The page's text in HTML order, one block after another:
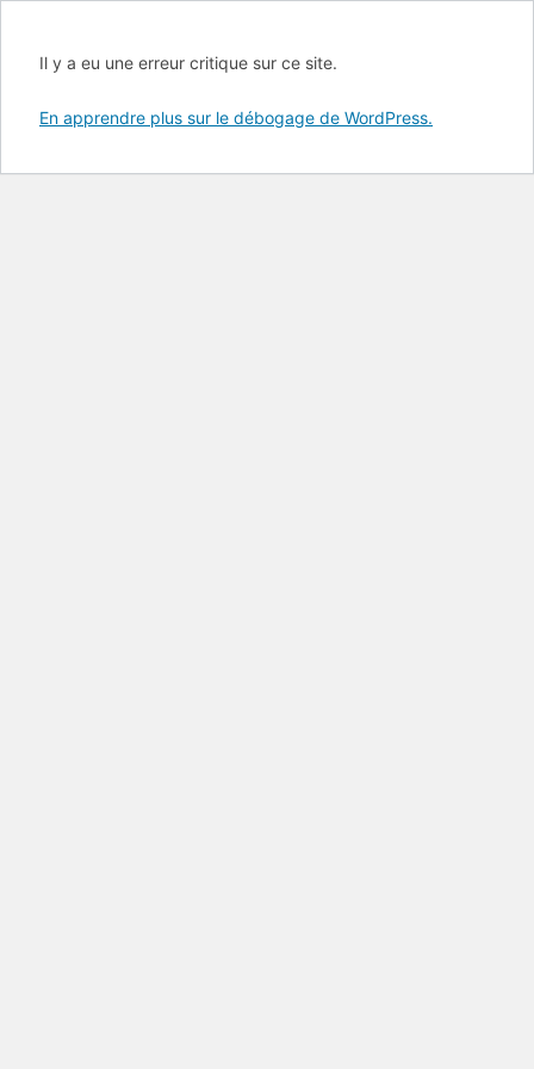
Il y a eu une erreur critique sur ce site.
En apprendre plus sur le débogage de WordPress.